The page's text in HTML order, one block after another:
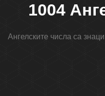
1004
Ангелските числа са